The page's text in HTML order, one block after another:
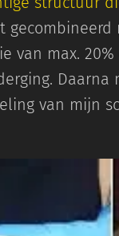
gecombineerd
van max.
Daarna
van mijn